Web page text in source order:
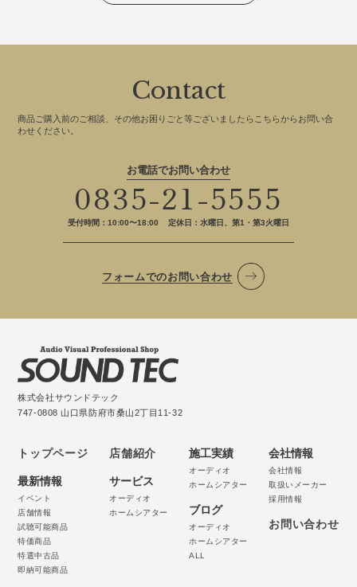
Contact
商品ご購入前のご相談、その他お困りごと等ございましたらこちらからお問い合
わせください。
お電話でお問い合わせ
0835-21-5555
受付時間：10:00〜18:00 定休日：水曜日、第1・第3火曜日
フォームでのお問い合わせ
株式会社サウンドテック
747-0808 山口県防府市桑山2丁目11-32
トップページ
最新情報
イベント
店舗情報
試聴可能商品
特価商品
特選中古品
即納可能商品
店舗紹介
サービス
オーディオ
ホームシアター
施工実績
オーディオ
ホームシアター
ブログ
オーディオ
ホームシアター
ALL
会社情報
会社情報
取扱いメーカー
採用情報
お問い合わせ